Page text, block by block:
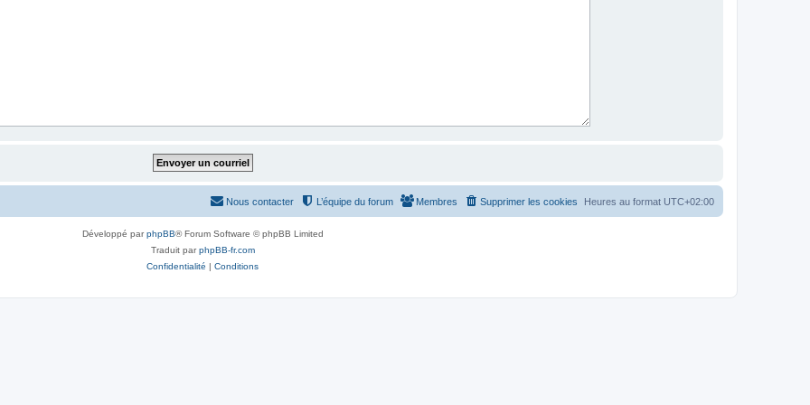
Heures au format UTC+02:00
Supprimer les cookies
Membres
L’équipe du forum
Nous contacter
Développé parphpBB® Forum Software © phpBB Limited
Traduit parphpBB-fr.com
Confidentialité | Conditions